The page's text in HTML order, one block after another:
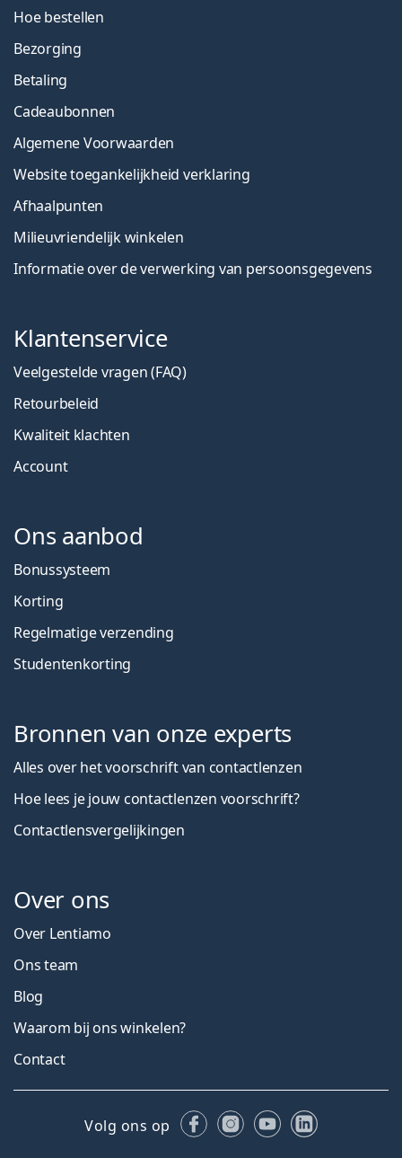
Hoe bestellen
Bezorging
Betaling
Cadeaubonnen
Algemene Voorwaarden
Website toegankelijkheid verklaring
Afhaalpunten
Milieuvriendelijk winkelen
Informatie over de verwerking van persoonsgegevens
Klantenservice
Veelgestelde vragen (FAQ)
Retourbeleid
Kwaliteit klachten
Account
Ons aanbod
Bonussysteem
Korting
Regelmatige verzending
Studentenkorting
Bronnen van onze experts
Alles over het voorschrift van contactlenzen
Hoe lees je jouw contactlenzen voorschrift?
Contactlensvergelijkingen
Over ons
Over Lentiamo
Ons team
Blog
Waarom bij ons winkelen?
Contact
Volg ons op FacebookInstagram
YouTubeLinkedIn